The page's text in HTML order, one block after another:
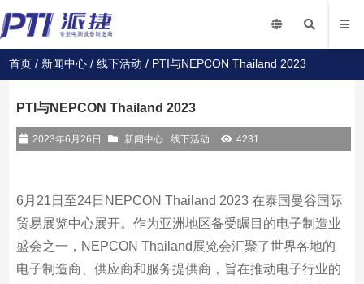
首页 / 新闻中心 /线下活动 / PTI与NEPCON Thailand 2023
PTI与NEPCON Thailand 2023
2023年6月26日 新闻中心 线下活动 4231
6月21日至24日NEPCON Thailand 2023 在泰国曼谷国际
贸易展览中心展开。作为亚洲地区备受瞩目的电子制造业
盛会之一，NEPCON Thailand展览会汇聚了世界各地的
电子制造商、供应商和服务提供商，旨在推动电子行业的